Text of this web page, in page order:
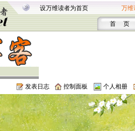
设万维读者为首页 万维
首 页
发表日志 控制面板 个人相册